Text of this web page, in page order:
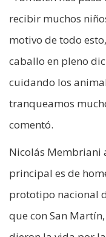
recibir muchos
motivo de todo
caballo en pleno
cuidando los
tranqueamos
comentó.
Nicolás Membriani
principal es de
prototipo nacional
que con San